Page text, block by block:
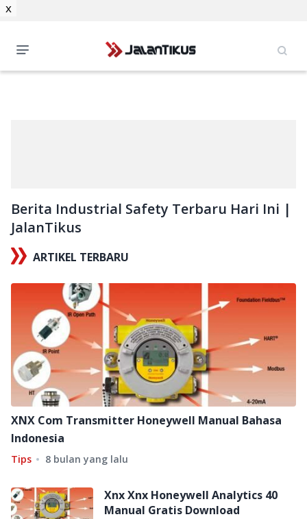
Berita Industrial Safety Terbaru Hari Ini |
JalanTikus
ARTIKEL TERBARU
XNX Com Transmitter Honeywell Manual Bahasa
Indonesia
Tips 8 bulan yang lalu
Xnx Xnx Honeywell Analytics 40
Manual Gratis Download
x